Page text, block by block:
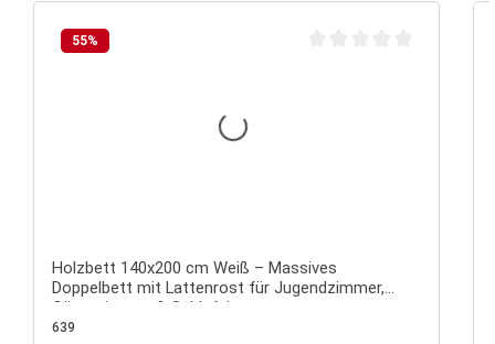
55%
Holzbett 140x200 cm Weiß – Massives
Doppelbett mit Lattenrost für Jugendzimmer,
Gästezimmer & Schlafzimmer
639